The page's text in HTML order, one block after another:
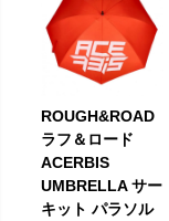
ROUGH&ROAD
ラフ＆ロード
ACERBIS
UMBRELLA サー
キット パラソル